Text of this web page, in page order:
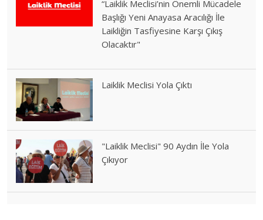
“Laiklik Meclisi’nin Önemli Mücadele
Başlığı Yeni Anayasa Aracılığı İle
Laikliğin Tasfiyesine Karşı Çıkış
Olacaktır"
Laiklik Meclisi Yola Çıktı
"Laiklik Meclisi" 90 Aydın İle Yola
Çıkıyor